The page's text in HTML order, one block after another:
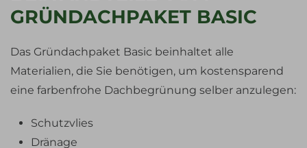
GRÜNDACHPAKET BASIC
Das Gründachpaket Basic beinhaltet alle
Materialien, die Sie benötigen, um kostensparend
eine farbenfrohe Dachbegrünung selber anzulegen:
Schutzvlies
Dränage